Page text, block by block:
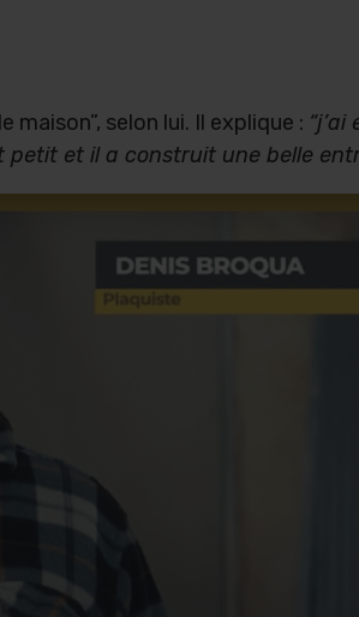
selon lui. Il explique :
et il a construit une belle